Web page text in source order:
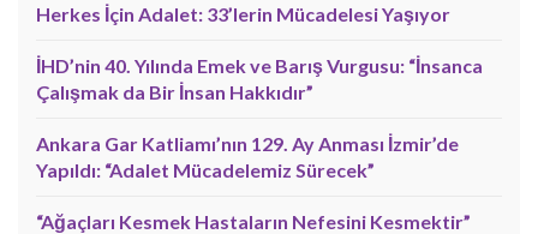
Herkes İçin Adalet: 33’lerin Mücadelesi Yaşıyor
İHD’nin 40. Yılında Emek ve Barış Vurgusu: “İnsanca
Çalışmak da Bir İnsan Hakkıdır”
Ankara Gar Katliamı’nın 129. Ay Anması İzmir’de
Yapıldı: “Adalet Mücadelemiz Sürecek”
“Ağaçları Kesmek Hastaların Nefesini Kesmektir”